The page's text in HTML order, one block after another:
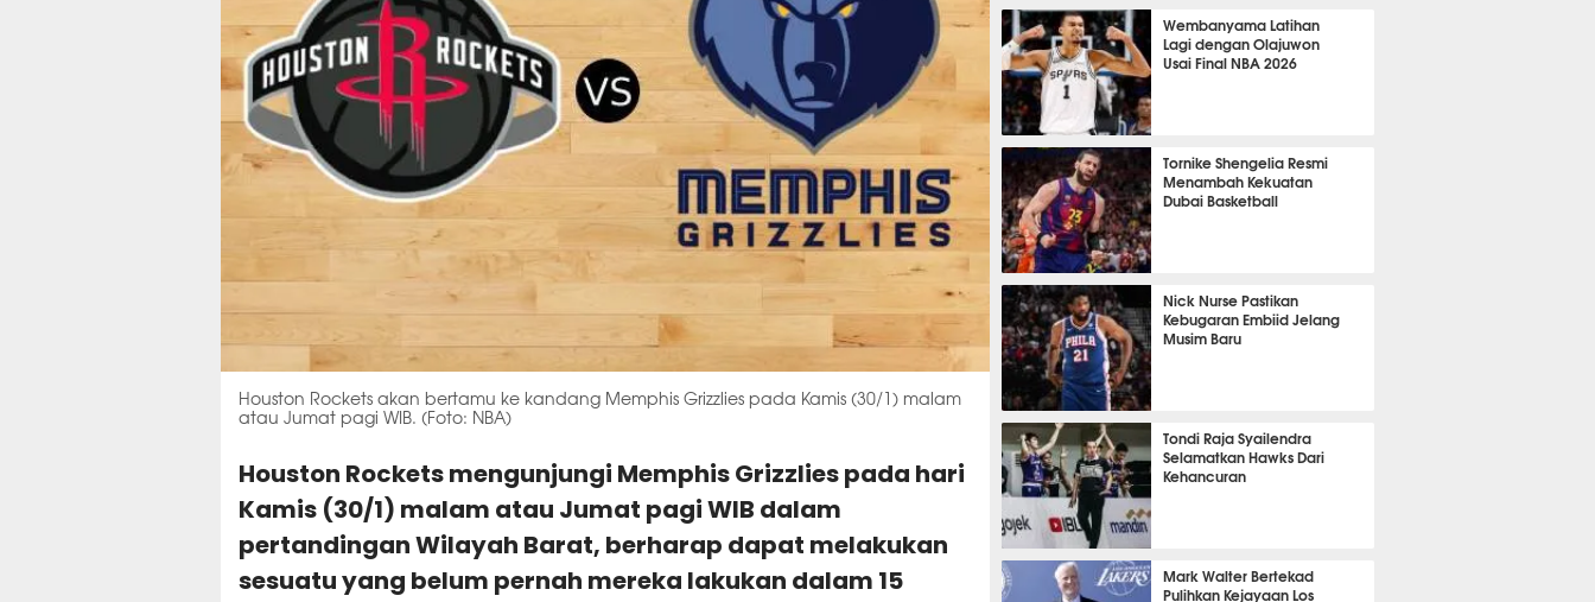
Houston Rockets akan bertamu ke kandang Memphis Grizzlies pada Kamis (30/1) malam
atau Jumat pagi WIB. (Foto: NBA)
Houston Rockets mengunjungi Memphis Grizzlies pada hari
Kamis (30/1) malam atau Jumat pagi WIB dalam
pertandingan Wilayah Barat, berharap dapat melakukan
sesuatu yang belum pernah mereka lakukan dalam 15
11 jam 51 menit lalu
Wembanyama Latihan
Lagi dengan Olajuwon
Usai Final NBA 2026
12 jam 23 menit lalu
Tornike Shengelia Resmi
Menambah Kekuatan
Dubai Basketball
12 jam 37 menit lalu
Nick Nurse Pastikan
Kebugaran Embiid Jelang
Musim Baru
13 jam 12 menit lalu
Tondi Raja Syailendra
Selamatkan Hawks Dari
Kehancuran
13 jam 36 menit lalu
Mark Walter Bertekad
Pulihkan Kejayaan Los